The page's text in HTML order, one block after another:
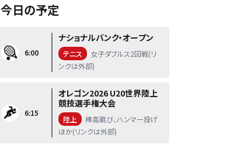
今日の予定
6:00
ナショナルバンク・オープン
テニス
女子ダブルス2回戦(リ
ンクは外部)
6:15
オレゴン2026 U20世界陸上
競技選手権大会
陸上
棒高跳び、ハンマー投げ
ほか(リンクは外部)